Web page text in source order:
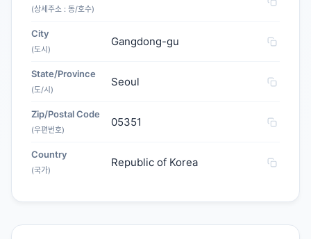
(상세주소 : 동/호수)
City
(도시)
Gangdong-gu
State/Province
(도/시)
Seoul
Zip/Postal Code
(우편번호)
05351
Country
(국가)
Republic of Korea